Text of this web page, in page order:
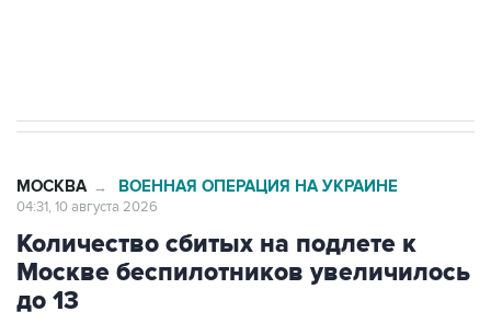
МОСКВА → ВОЕННАЯ ОПЕРАЦИЯ НА УКРАИНЕ
04:31, 10 августа 2026
Количество сбитых на подлете к
Москве беспилотников увеличилось
до 13